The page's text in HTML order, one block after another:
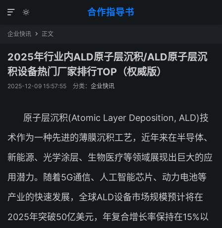
合作指导书


企业快讯  正文
2025年行业内ALD原子层沉积/ALD原子层沉
积设备热门厂家排行TOP（权威版）
2025-12-09 15:57:55 分类： 企业快讯
原子层沉积(Atomic Layer Deposition, ALD)技
术作为一种先进的薄膜沉积工艺，近年来在半导体、
新能源、光学涂层、生物医疗等领域展现出巨大的应
用潜力。随着5G通信、人工智能芯片、动力电池等
产业的快速发展，全球ALD设备市场规模预计将在
2025年突破50亿美元，年复合增长率保持在15%以